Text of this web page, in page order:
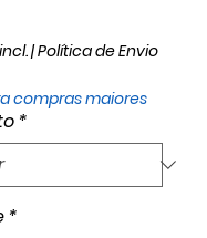
|Política de Envio
compras maiores
*
*